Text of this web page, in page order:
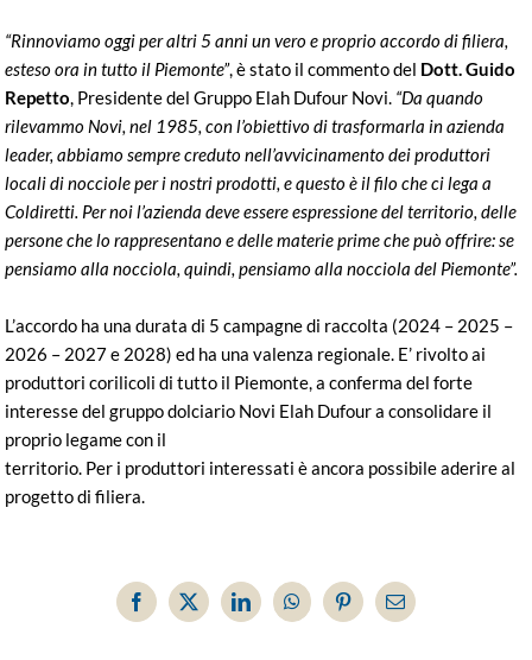
“Rinnoviamo oggi per altri 5 anni un vero e proprio accordo di filiera,
esteso ora in tutto il Piemonte”, è stato il commento del Dott. Guido
Repetto , Presidente del Gruppo Elah Dufour Novi. “Da quando
rilevammo Novi, nel 1985, con l’obiettivo di trasformarla in azienda
leader, abbiamo sempre creduto nell’avvicinamento dei produttori
locali di nocciole per i nostri prodotti, e questo è il filo che ci lega a
Coldiretti. Per noi l’azienda deve essere espressione del territorio, delle
persone che lo rappresentano e delle materie prime che può offrire: se
pensiamo alla nocciola, quindi, pensiamo alla nocciola del Piemonte”.
L’accordo ha una durata di 5 campagne di raccolta (2024 – 2025 –
2026 – 2027 e 2028) ed ha una valenza regionale. E’ rivolto ai
produttori corilicoli di tutto il Piemonte, a conferma del forte
interesse del gruppo dolciario Novi Elah Dufour a consolidare il
proprio legame con il
territorio. Per i produttori interessati è ancora possibile aderire al
progetto di filiera.
Facebook
X LinkedInWhatsAppPinterestEmail